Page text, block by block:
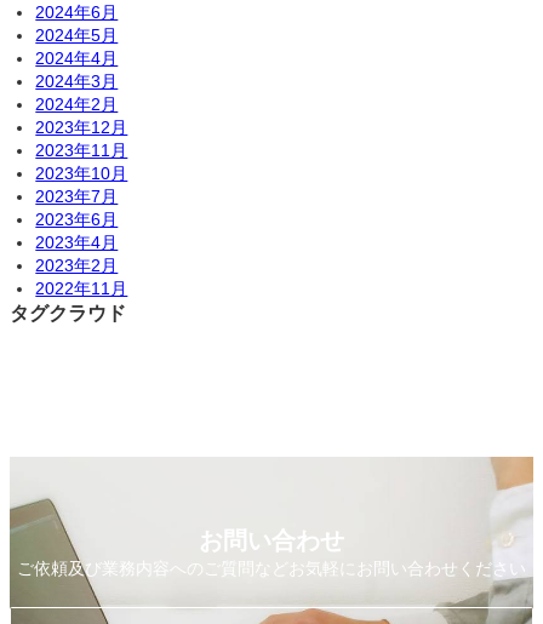
2024年6月
2024年5月
2024年4月
2024年3月
2024年2月
2023年12月
2023年11月
2023年10月
2023年7月
2023年6月
2023年4月
2023年2月
2022年11月
タグクラウド
お問い合わせ
ご依頼及び業務内容へのご質問などお気軽にお問い合わせください